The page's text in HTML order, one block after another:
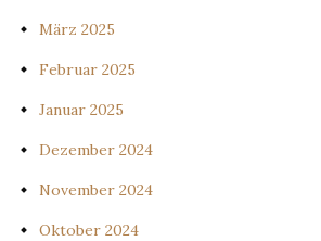
März 2025
Februar 2025
Januar 2025
Dezember 2024
November 2024
Oktober 2024